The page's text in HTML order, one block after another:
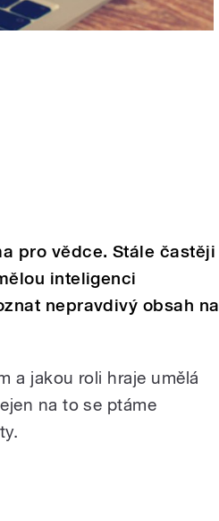
pro vědce. Stále častěji
inteligenci
nepravdivý obsah na
a jakou roli hraje umělá
na to se ptáme